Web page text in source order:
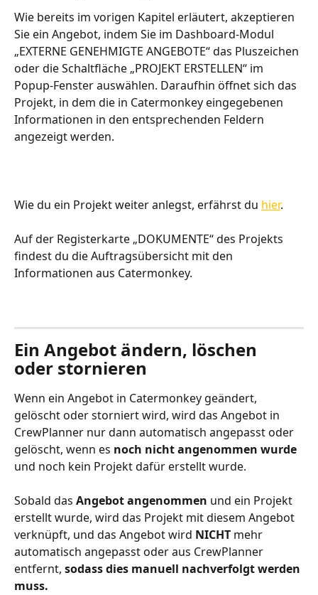
Wie bereits im vorigen Kapitel erläutert, akzeptieren
Sie ein Angebot, indem Sie im Dashboard-Modul
„EXTERNE GENEHMIGTE ANGEBOTE“ das Pluszeichen
oder die Schaltfläche „PROJEKT ERSTELLEN“ im
Popup-Fenster auswählen. Daraufhin öffnet sich das
Projekt, in dem die in Catermonkey eingegebenen
Informationen in den entsprechenden Feldern
angezeigt werden.
Wie du ein Projekt weiter anlegst, erfährst du hier.
Auf der Registerkarte „DOKUMENTE“ des Projekts
findest du die Auftragsübersicht mit den
Informationen aus Catermonkey.
Ein Angebot ändern, löschen
oder stornieren
Wenn ein Angebot in Catermonkey geändert,
gelöscht oder storniert wird, wird das Angebot in
CrewPlanner nur dann automatisch angepasst oder
gelöscht, wenn es noch nicht angenommen wurde
und noch kein Projekt dafür erstellt wurde.
Sobald das Angebot angenommen und ein Projekt
erstellt wurde, wird das Projekt mit diesem Angebot
verknüpft, und das Angebot wird NICHT mehr
automatisch angepasst oder aus CrewPlanner
entfernt, sodass dies manuell nachverfolgt werden
muss.